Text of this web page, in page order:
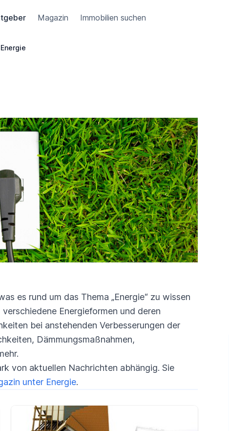
Magazin Immobilien suchen
Energie
es rund um das Thema „Energie“ zu wissen
Energieformen und deren
bei anstehenden Verbesserungen der
Dämmungsmaßnahmen,
von aktuellen Nachrichten abhängig. Sie
unter Energie.